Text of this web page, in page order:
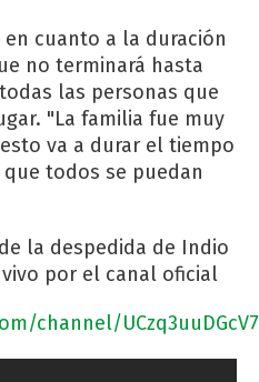
cuanto a la duración
no terminará hasta
las personas que
"La familia fue muy
va a durar el tiempo
todos se puedan
la despedida de Indio
por el canal oficial
channel/